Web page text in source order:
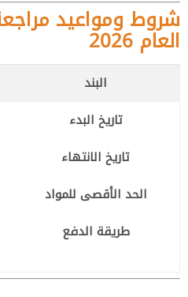
شروط ومواعيد
العام 2026
البند
تاريخ البدء
تاريخ الانتهاء
الحد الأقصى للمواد
طريقة الدفع